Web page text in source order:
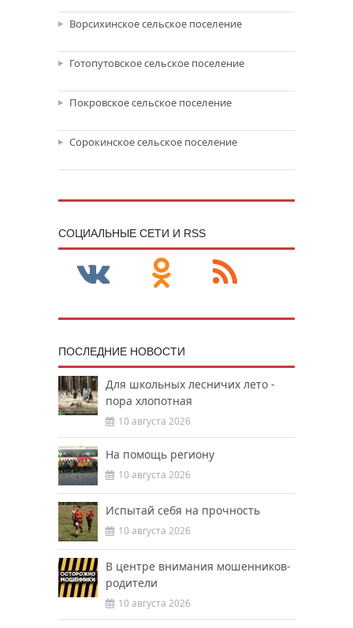
Ворсихинское сельское поселение
Готопутовское сельское поселение
Покровское сельское поселение
Сорокинское сельское поселение
CОЦИАЛЬНЫЕ СЕТИ И RSS
ПОСЛЕДНИЕ НОВОСТИ
Для школьных лесничих лето -
пора хлопотная
10 августа 2026
На помощь региону
10 августа 2026
Испытай себя на прочность
10 августа 2026
В центре внимания мошенников-
родители
10 августа 2026